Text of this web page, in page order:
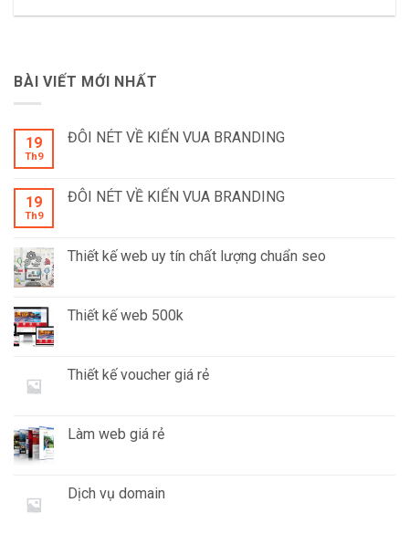
BÀI VIẾT MỚI NHẤT
19
Th9
ĐÔI NÉT VỀ KIẾN VUA BRANDING
19
Th9
ĐÔI NÉT VỀ KIẾN VUA BRANDING
Thiết kế web uy tín chất lượng chuẩn seo
Thiết kế web 500k
Thiết kế voucher giá rẻ
Làm web giá rẻ
Dịch vụ domain